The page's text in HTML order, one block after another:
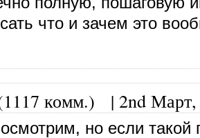
что и зачем это
комм.) | 2nd
но если такой